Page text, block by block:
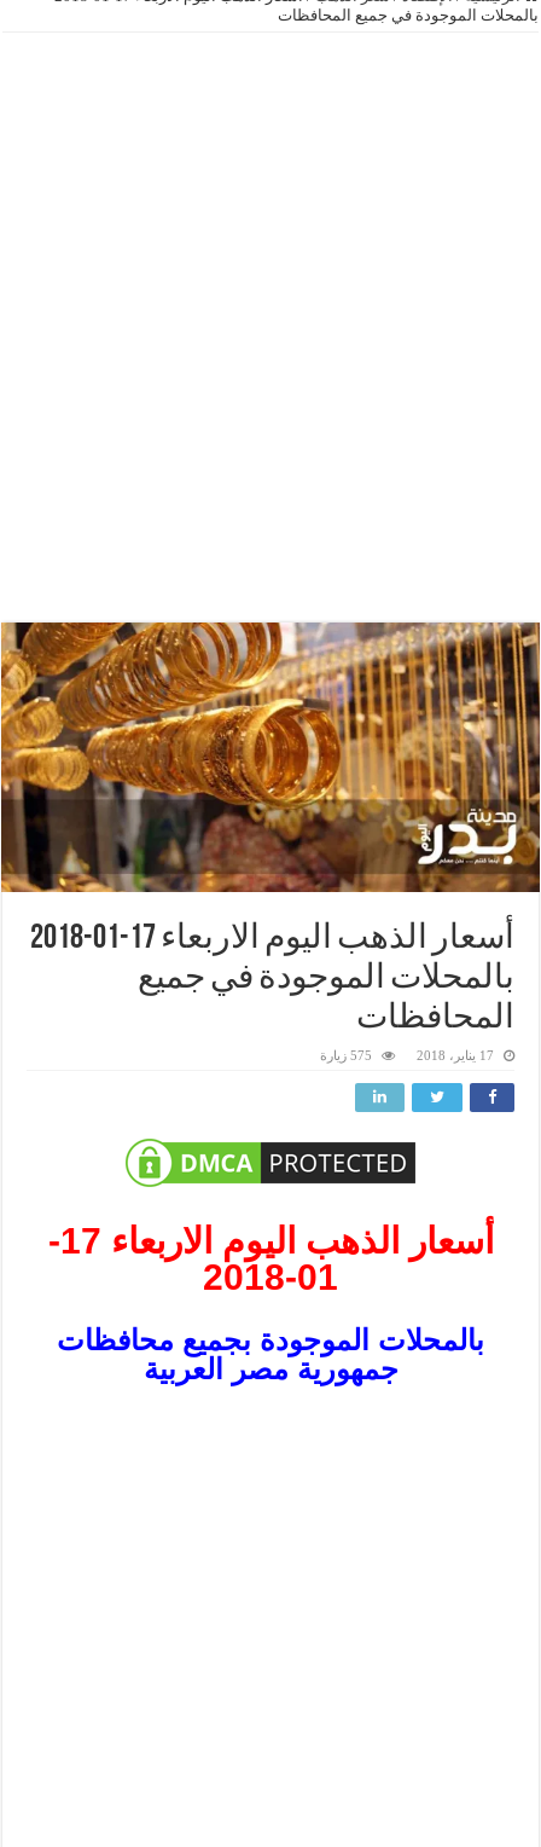
بالمحلات الموجودة في جميع المحافظات
أسعار الذهب اليوم الاربعاء 17-01-2018
بالمحلات الموجودة في جميع
المحافظات
17 يناير، 2018 575 زيارة
أسعار الذهب اليوم الاربعاء 17-
01-2018
بالمحلات الموجودة بجميع محافظات
جمهورية مصر العربية